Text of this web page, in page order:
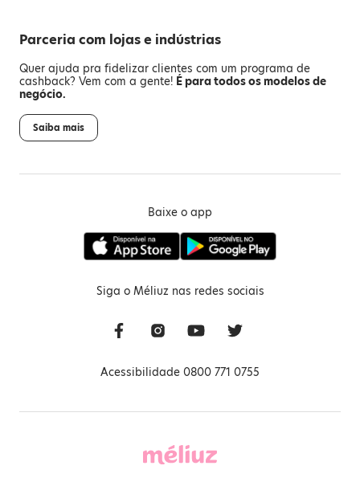
Parceria com lojas e indústrias
Quer ajuda pra fidelizar clientes com um programa de
cashback? Vem com a gente! É para todos os modelos de
negócio.
Saiba mais
Baixe o app
Siga o Méliuz nas redes sociais
Acessibilidade 0800 771 0755